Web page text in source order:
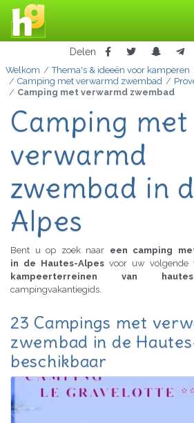
Delen
Welkom
Thema's & ideeën voor kamperen
Camping met verwarmd zwembad
Camping met verwarmd zwembad
Camping met
verwarmd
zwembad in
Alpes
Bent u op zoek naar een camping
in de Hautes-Alpes voor uw volgende
kampeerterreinen van hautes-
campingvakantiegids.
23 Campings met
zwembad in de
beschikbaar